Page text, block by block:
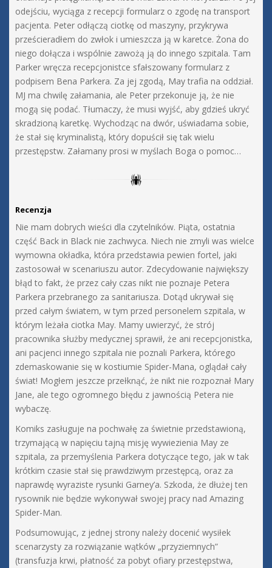
odejściu, wyciąga z recepcji formularz o zgodę na transport
pacjenta. Peter odłączą ciotkę od maszyny, przykrywa
prześcieradłem do zwłok i umieszcza ją w karetce. Żona do
niego dołącza i wspólnie zawożą ją do innego szpitala. Tam
Parker wręcza recepcjonistce sfałszowany formularz z
podpisem Bena Parkera. Za jej zgodą, May trafia na oddział.
MJ ma chwilę załamania, ale Peter przekonuje ją, że nie
mogą się podać. Tłumaczy, że musi wyjść, aby gdzieś ukryć
skradzioną karetkę. Wychodząc na dwór, uświadama sobie,
że stał się kryminalistą, który dopuścił się tak wielu
przestępstw. Załamany prosi w myślach Boga o pomoc…
Recenzja
Nie mam dobrych wieści dla czytelników. Piąta, ostatnia
część Back in Black nie zachwyca. Niech nie zmyli was wielce
wymowna okładka, która przedstawia pewien fortel, jaki
zastosował w scenariuszu autor. Zdecydowanie największy
błąd to fakt, że przez cały czas nikt nie poznaje Petera
Parkera przebranego za sanitariusza. Dotąd ukrywał się
przed całym światem, w tym przed personelem szpitala, w
którym leżała ciotka May. Mamy uwierzyć, że strój
pracownika służby medycznej sprawił, że ani recepcjonistka,
ani pacjenci innego szpitala nie poznali Parkera, którego
zdemaskowanie się w kostiumie Spider-Mana, oglądał cały
świat! Mogłem jeszcze przełknąć, że nikt nie rozpoznał Mary
Jane, ale tego ogromnego błędu z jawnością Petera nie
wybaczę.
Komiks zasługuje na pochwałę za świetnie przedstawioną,
trzymającą w napięciu tajną misję wywiezienia May ze
szpitala, za przemyślenia Parkera dotyczące tego, jak w tak
krótkim czasie stał się prawdziwym przestępcą, oraz za
naprawdę wyraziste rysunki Garney’a. Szkoda, że dłużej ten
rysownik nie będzie wykonywał swojej pracy nad Amazing
Spider-Man.
Podsumowując, z jednej strony należy docenić wysiłek
scenarzysty za rozwiązanie wątków „przyziemnych”
(transfuzja krwi, płatność za pobyt ofiary przestępstwa,